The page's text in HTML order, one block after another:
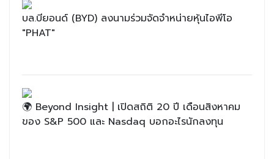
บล.บียอนด์ (BYD) ลงนามร่วมจัดจำหน่ายหุ้นไอพีโอ
"PHAT"
🌍 Beyond Insight | เปิดสถิติ 20 ปี เดือนสิงหาคม
ของ S&P 500 และ Nasdaq บอกอะไรนักลงทุน